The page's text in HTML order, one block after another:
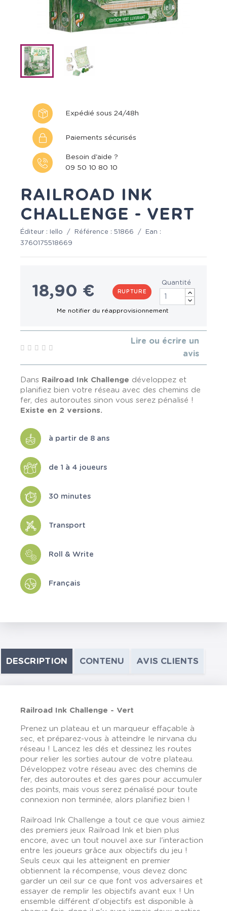
Expédié sous 24/48h
Paiements sécurisés
Besoin d'aide ?
09 50 10 80 10
RAILROAD INK
CHALLENGE - VERT
Éditeur : Iello / Référence : 51866 /
Ean :
3760175518669
18,90 € RUPTURE
Quantité
Lire ou écrire un
avis
Dans Railroad Ink Challenge développez et
planifiez bien votre réseau avec des chemins de
fer, des autoroutes sinon vous serez pénalisé !
Existe en 2 versions.
à partir de 8 ans
de 1 à 4 joueurs
30 minutes
Transport
Roll & Write
Français
DESCRIPTION CONTENU AVIS CLIENTS
Railroad Ink Challenge - Vert
Prenez un plateau et un marqueur effaçable à
sec, et préparez-vous à atteindre le nirvana du
réseau ! Lancez les dés et dessinez les routes
pour relier les sorties autour de votre plateau.
Développez votre réseau avec des chemins de
fer, des autoroutes et des gares pour accumuler
des points, mais vous serez pénalisé pour toute
connexion non terminée, alors planifiez bien !
Railroad Ink Challenge a tout ce que vous aimiez
des premiers jeux Railroad Ink et bien plus
encore, avec un tout nouvel axe sur l'interaction
entre les joueurs grâce aux objectifs du jeu !
Seuls ceux qui les atteignent en premier
obtiennent la récompense, vous devez donc
garder un œil sur ce que font vos adversaires et
essayer de remplir les objectifs avant eux ! Un
ensemble différent d'objectifs est disponible à